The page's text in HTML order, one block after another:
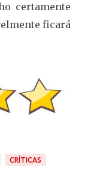
certamente
ficará
CRÍTICAS